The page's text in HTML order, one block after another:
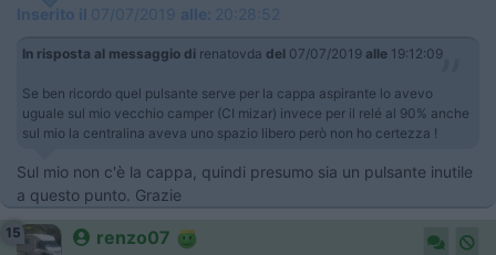
Inserito il 07/07/2019 alle: 20:28:52
In risposta al messaggio di renatovda del 07/07/2019 alle 19:12:09
Se ben ricordo quel pulsante serve per la cappa aspirante lo avevo
uguale sul mio vecchio camper (CI mizar) invece per il relé al 90% anche
sul mio la centralina aveva uno spazio libero però non ho certezza !
Sul mio non c'è la cappa, quindi presumo sia un pulsante inutile
a questo punto. Grazie
15 renzo07